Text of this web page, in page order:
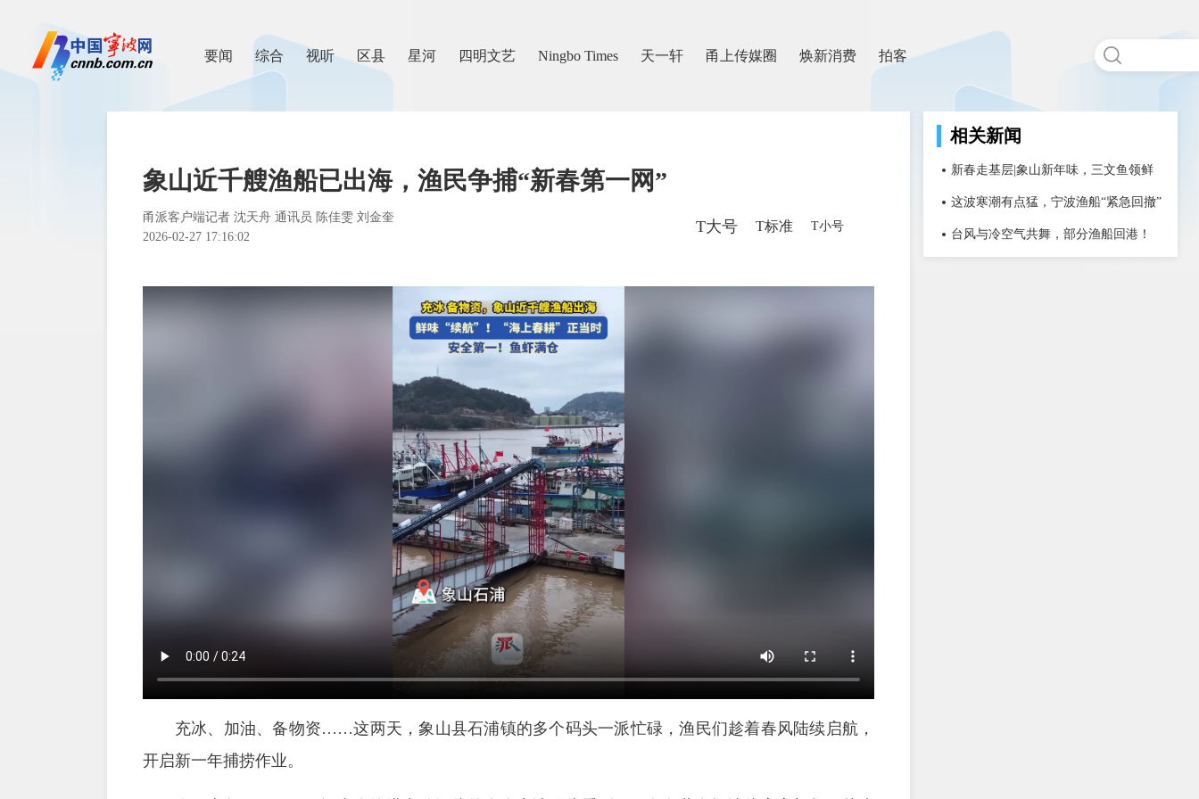
要闻 综合 视听 区县 星河 四明文艺 Ningbo Times 天一轩 甬上传媒圈 焕新消费 拍客
象山近千艘渔船已出海，渔民争捕“新春第一网”
甬派客户端记者 沈天舟 通讯员 陈佳雯 刘金奎
2026-02-27 17:16:02
T大号 T标准 T小号
充冰、加油、备物资……这两天，象山县石浦镇的多个码头一派忙碌，渔民们趁着春风陆续启航，
开启新一年捕捞作业。
相关新闻
新春走基层|象山新年味，三文鱼领鲜
这波寒潮有点猛，宁波渔船“紧急回撤”
台风与冷空气共舞，部分渔船回港！